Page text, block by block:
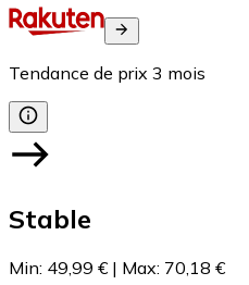
Tendance de prix 3 mois
Stable
Min: 49,99 € | Max: 70,18 €